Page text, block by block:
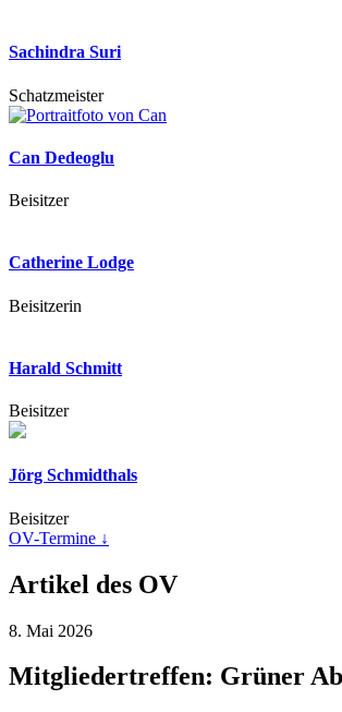
Sachindra Suri
Schatzmeister
Can Dedeoglu
Beisitzer
Catherine Lodge
Beisitzerin
Harald Schmitt
Beisitzer
Jörg Schmidthals
Beisitzer
OV-Termine ↓
Artikel des OV
8. Mai 2026
Mitgliedertreffen: Grüner